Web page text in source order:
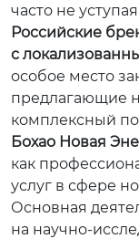
часто не
Российские
с
особое место
предлагающие
комплексный
Бохао Новая
как
услуг в сфере
Основная
на научно-